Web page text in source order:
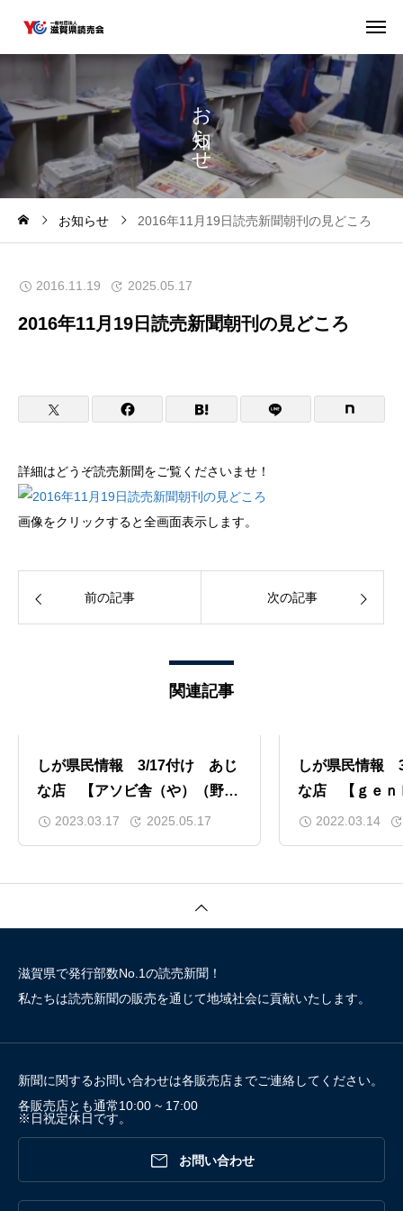
お
ら
せ
お知らせ 2016年11月19日読売新聞朝刊の見どころ
2016.11.19 2025.05.17
2016年11月19日読売新聞朝刊の見どころ
詳細はどうぞ読売新聞をご覧くださいませ！
画像をクリックすると全画面表示します。
前の記事 次の記事
関連記事
しが県民情報 3/17付け あじ
な店 【アソビ舎（や）（野洲
市）】
2023.03.17 2025.05.17
しが県民情報
な店 【ｇｅｎ
市）】
2022.03.14
滋賀県で発行部数No.1の読売新聞！
私たちは読売新聞の販売を通じて地域社会に貢献いたします。
新聞に関するお問い合わせは各販売店までご連絡してください。
各販売店とも通常10:00 ~ 17:00
※日祝定休日です。
 お問い合わせ